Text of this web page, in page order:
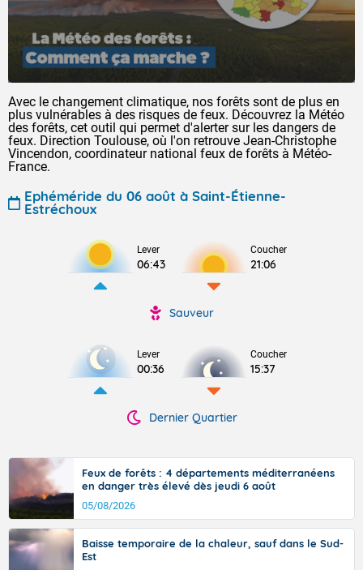
Avec le changement climatique, nos forêts sont de plus en
plus vulnérables à des risques de feux. Découvrez la Météo
des forêts, cet outil qui permet d'alerter sur les dangers de
feux. Direction Toulouse, où l'on retrouve Jean-Christophe
Vincendon, coordinateur national feux de forêts à Météo-
France.
Ephéméride du 06 août à Saint-Étienne-
Estréchoux
Lever
06:43
Coucher
21:06
Sauveur
Lever
00:36
Coucher
15:37
Dernier Quartier
Feux de forêts : 4 départements méditerranéens
en danger très élevé dès jeudi 6 août
05/08/2026
Baisse temporaire de la chaleur, sauf dans le Sud-
Est